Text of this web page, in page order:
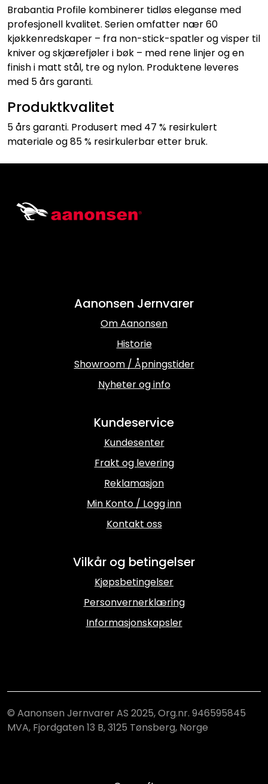
Brabantia Profile kombinerer tidløs eleganse med
profesjonell kvalitet. Serien omfatter nær 60
kjøkkenredskaper – fra non-stick-spatler og visper til
kniver og skjærefjøler i bøk – med rene linjer og en
finish i matt stål, tre og nylon. Produktene leveres
med 5 års garanti.
Produktkvalitet
5 års garanti. Produsert med 47 % resirkulert
materiale og 85 % resirkulerbar etter bruk.
Aanonsen Jernvarer
Om Aanonsen
Historie
Showroom / Åpningstider
Nyheter og info
Kundeservice
Kundesenter
Frakt og levering
Reklamasjon
Min Konto / Logg inn
Kontakt oss
Vilkår og betingelser
Kjøpsbetingelser
Personvernerklæring
Informasjonskapsler
© Aanonsen Jernvarer AS 2025, Org.nr. 946595845
MVA, Fjordgaten 13 B, 3125 Tønsberg, Norge